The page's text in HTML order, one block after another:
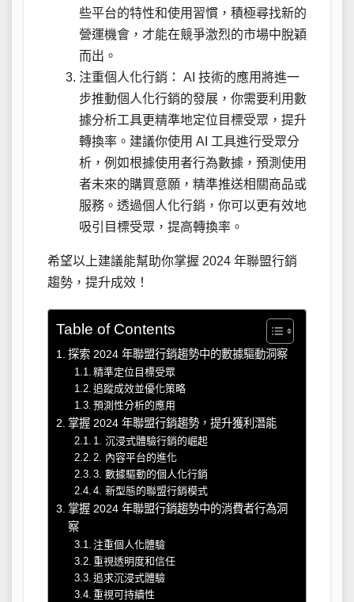
些平台的特性和使用習慣，積極尋找新的
營運機會，才能在競爭激烈的市場中脫穎
而出。
注重個人化行銷： AI 技術的應用將進一
步推動個人化行銷的發展，你需要利用數
據分析工具更精準地定位目標受眾，提升
轉換率。建議你使用 AI 工具進行受眾分
析，例如根據使用者行為數據，預測使用
者未來的購買意願，精準推送相關商品或
服務。透過個人化行銷，你可以更有效地
吸引目標受眾，提高轉換率。
希望以上建議能幫助你掌握 2024 年聯盟行銷
趨勢，提升成效！
Table of Contents
探索 2024 年聯盟行銷趨勢中的數據驅動洞察
精準定位目標受眾
追蹤成效並優化策略
預測性分析的應用
掌握 2024 年聯盟行銷趨勢，提升獲利潛能
1. 沉浸式體驗行銷的崛起
2. 內容平台的進化
3. 數據驅動的個人化行銷
4. 新型態的聯盟行銷模式
掌握 2024 年聯盟行銷趨勢中的消費者行為洞
察
注重個人化體驗
重視透明度和信任
追求沉浸式體驗
重視可持續性